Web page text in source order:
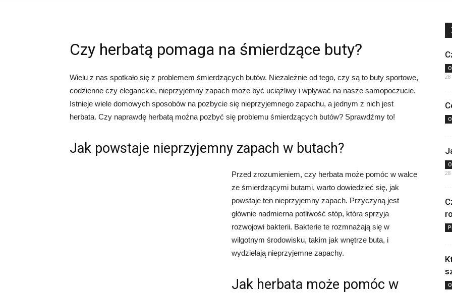
Czy herbatą pomaga na śmierdzące buty?
Wielu z nas spotkało się z problemem śmierdzących butów. Niezależnie od tego, czy są to buty sportowe,
codzienne czy eleganckie, nieprzyjemny zapach może być uciążliwy i wpływać na nasze samopoczucie.
Istnieje wiele domowych sposobów na pozbycie się nieprzyjemnego zapachu, a jednym z nich jest
herbata. Czy naprawdę herbatą można pozbyć się problemu śmierdzących butów? Sprawdźmy to!
Jak powstaje nieprzyjemny zapach w butach?
Przed zrozumieniem, czy herbata może pomóc w walce
ze śmierdzącymi butami, warto dowiedzieć się, jak
powstaje ten nieprzyjemny zapach. Przyczyną jest
głównie nadmierna potliwość stóp, która sprzyja
rozwojowi bakterii. Bakterie te rozmnażają się w
wilgotnym środowisku, takim jak wnętrze buta, i
wydzielają nieprzyjemne zapachy.
Jak herbata może pomóc w